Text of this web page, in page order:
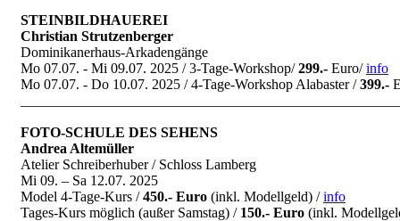
STEINBILDHAUEREI
Christian Strutzenberger
Dominikanerhaus-Arkadengänge
Mo 07.07. - Mi 09.07. 2025 / 3-Tage-Workshop/299.- Euro/info
Mo 07.07. - Do 10.07. 2025 / 4-Tage-Workshop Alabaster /399.-
FOTO-SCHULE DES SEHENS
Andrea Altemüller
Atelier Schreiberhuber / Schloss Lamberg
Mi 09. – Sa 12.07. 2025
Model 4-Tage-Kurs /450.- Euro (inkl. Modellgeld) /info
Tages-Kurs möglich (außer Samstag) / 150.- Euro (inkl.